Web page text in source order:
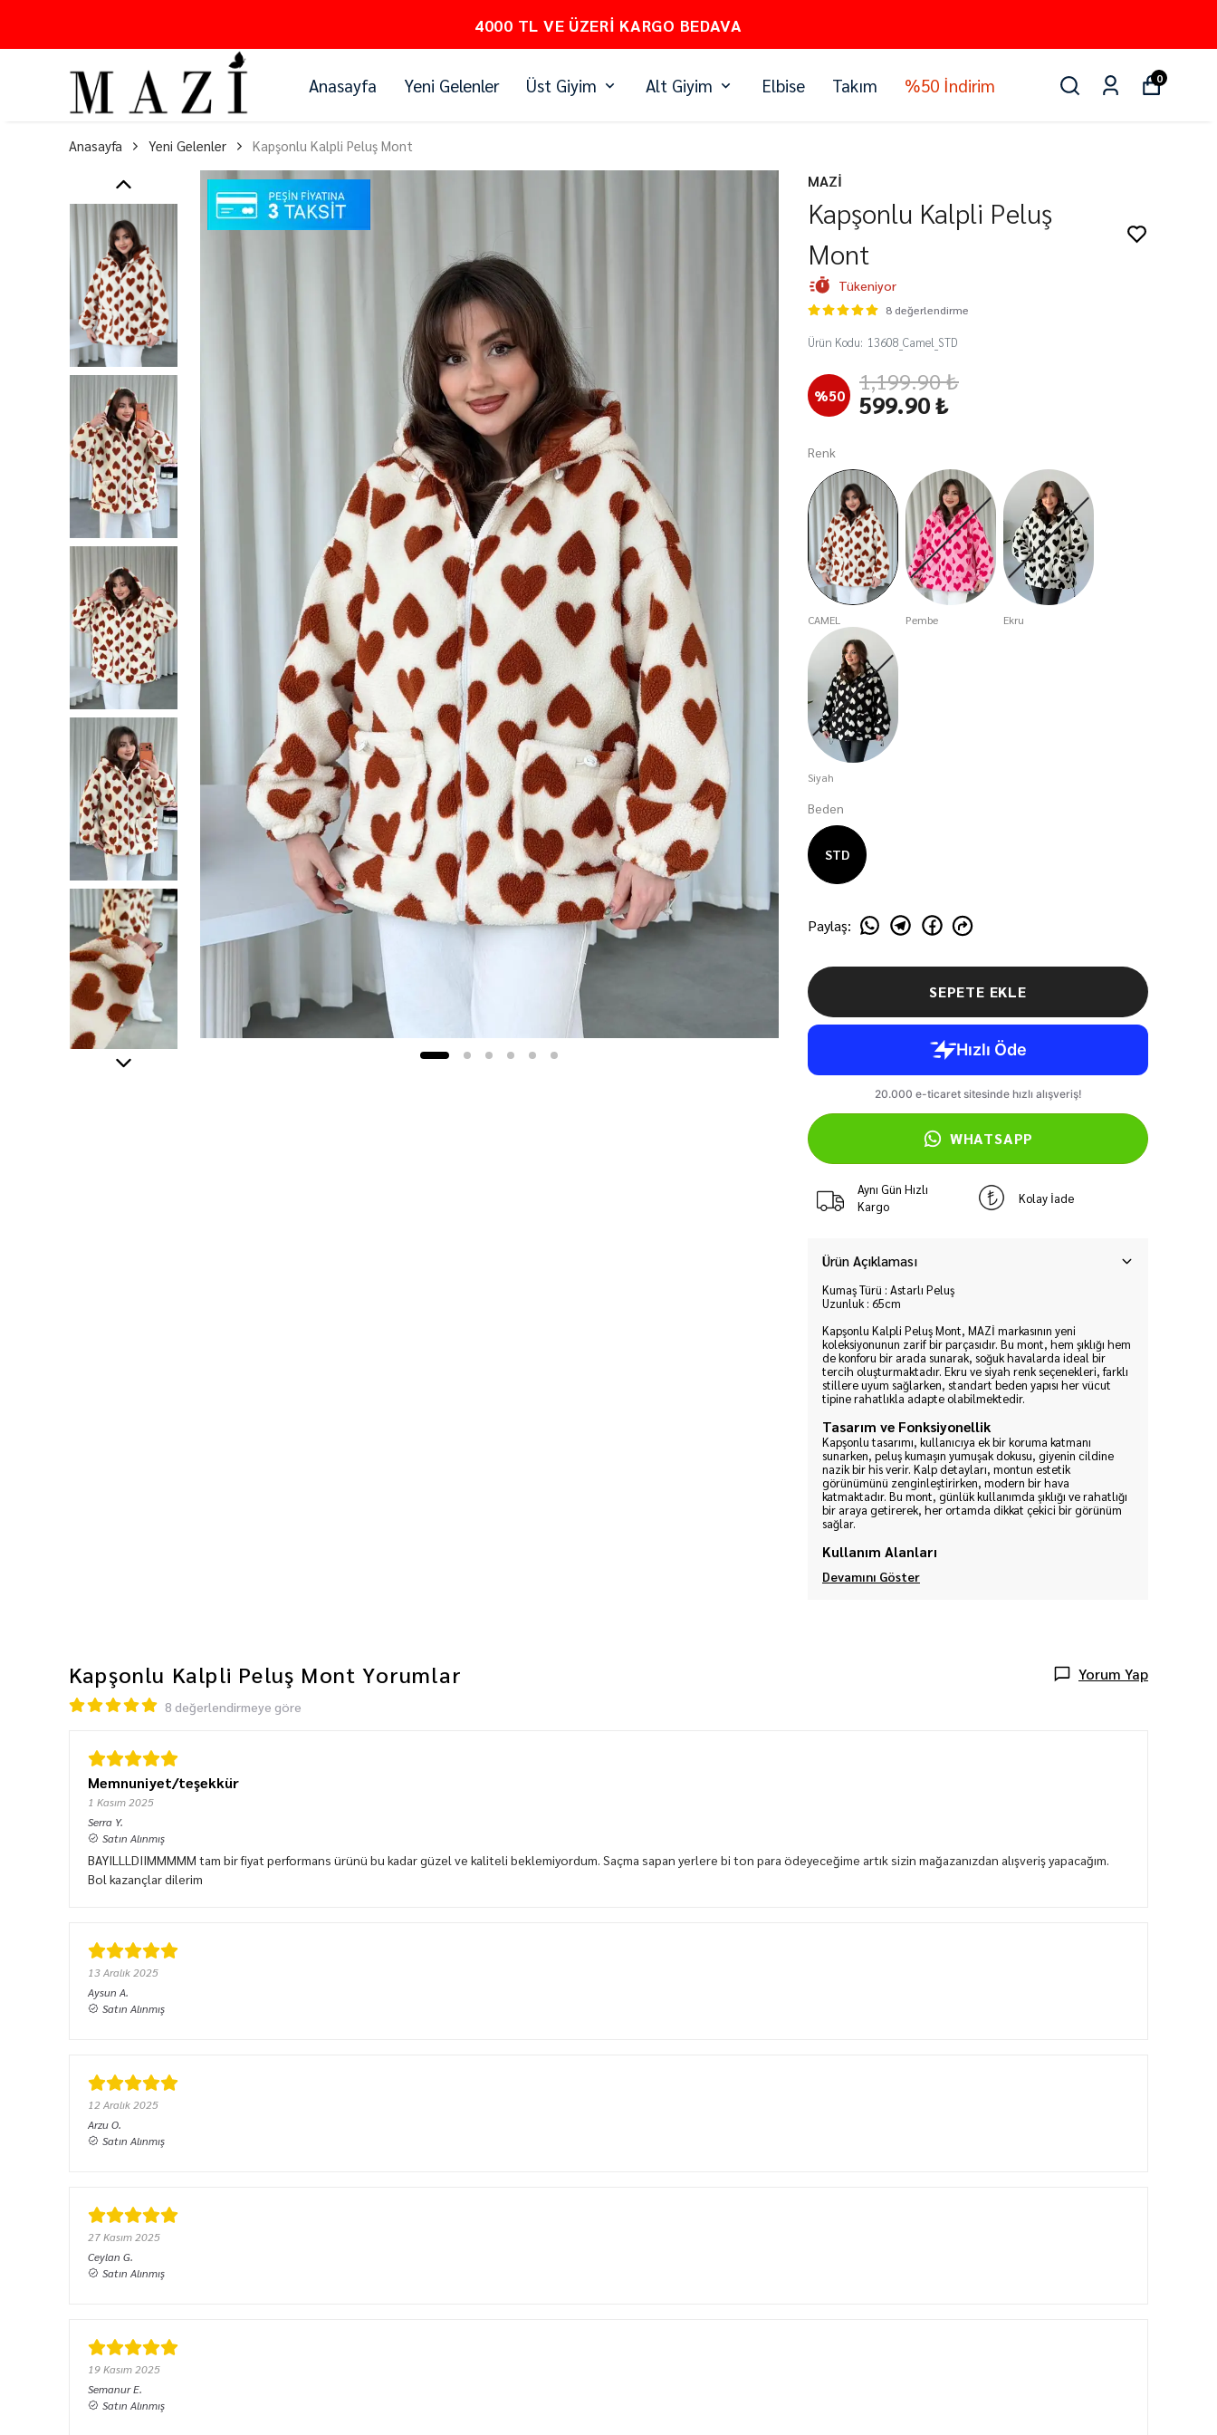
PEŞİN FİYATINA 3 TAKSİT
Anasayfa Yeni Gelenler Üst Giyim Alt Giyim Elbise Takım %50 İndirim 0
Anasayfa Yeni Gelenler Kapşonlu Kalpli Peluş Mont
MAZİ
Kapşonlu Kalpli Peluş
Mont
Tükeniyor
8 değerlendirme
Ürün Kodu: 13608_Camel_STD
%50 1,199.90 ₺
599.90 ₺
Renk
CAMEL Pembe Ekru
Siyah
Beden
STD
Paylaş:
SEPETE EKLE
WHATSAPP
Aynı Gün Hızlı
Kargo
Kolay İade
Ürün Açıklaması
Kumaş Türü : Astarlı Peluş
Uzunluk : 65cm
Kapşonlu Kalpli Peluş Mont, MAZİ markasının yeni
koleksiyonunun zarif bir parçasıdır. Bu mont, hem şıklığı hem
de konforu bir arada sunarak, soğuk havalarda ideal bir
tercih oluşturmaktadır. Ekru ve siyah renk seçenekleri, farklı
stillere uyum sağlarken, standart beden yapısı her vücut
tipine rahatlıkla adapte olabilmektedir.
Tasarım ve Fonksiyonellik
Kapşonlu tasarımı, kullanıcıya ek bir koruma katmanı
sunarken, peluş kumaşın yumuşak dokusu, giyenin cildine
nazik bir his verir. Kalp detayları, montun estetik
görünümünü zenginleştirirken, modern bir hava
katmaktadır. Bu mont, günlük kullanımda şıklığı ve rahatlığı
bir araya getirerek, her ortamda dikkat çekici bir görünüm
sağlar.
Kullanım Alanları
Devamını Göster
Kapşonlu Kalpli Peluş Mont Yorumlar Yorum Yap
8 değerlendirmeye göre
Memnuniyet/teşekkür
1 Kasım 2025
Serra Y.
Satın Alınmış
BAYILLLDIIMMMMM tam bir fiyat performans ürünü bu kadar güzel ve kaliteli beklemiyordum. Saçma sapan yerlere bi ton para ödeyeceğime artık sizin mağazanızdan alışveriş yapacağım.
Bol kazançlar dilerim
13 Aralık 2025
Aysun A.
Satın Alınmış
12 Aralık 2025
ArzuO.
Satın Alınmış
27 Kasım 2025
Ceylan G.
Satın Alınmış
19 Kasım 2025
SemanurE.
Satın Alınmış